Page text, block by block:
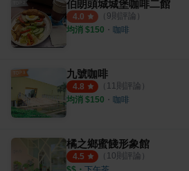
伯朗頭城城堡咖啡二館
4.0 （ 9則評論）
均消 $150 ・ 咖啡
九號咖啡
4.8 （ 11則評論）
均消 $150 ・ 咖啡
橘之鄉蜜餞形象館
4.5 （ 10則評論）